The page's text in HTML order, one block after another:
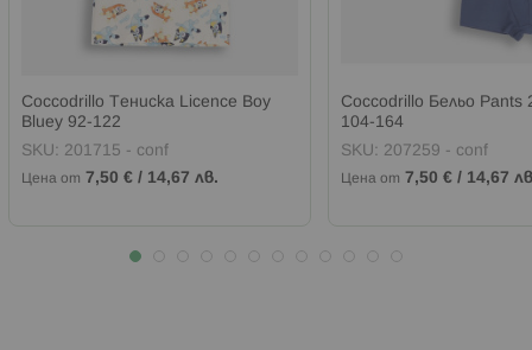
Coccodrillo Тениска Licence Boy
Bluey 92-122
SKU: 201715 - conf
Цена от 7,50 € / 14,67 лв.
Coccodrillo Бельо Pants
104-164
SKU: 207259 - conf
Цена от 7,50 € / 14,67